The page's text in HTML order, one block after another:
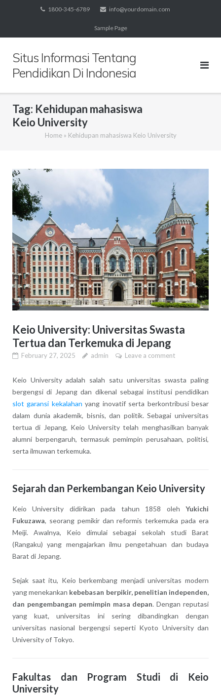
1800-345-6789 info@yourdomain.com
Sample Page
Situs Informasi Tentang
Pendidikan Di Indonesia
Tag: Kehidupan mahasiswa
Keio University
Home» Kehidupan mahasiswa Keio University
Keio University: Universitas Swasta
Tertua dan Terkemuka di Jepang
February 27, 2025 admin Leave a comment
Keio University adalah salah satu universitas swasta paling
bergengsi di Jepang dan dikenal sebagai institusi pendidikan
slot garansi kekalahan yang inovatif serta berkontribusi besar
dalam dunia akademik, bisnis, dan politik. Sebagai universitas
tertua di Jepang, Keio University telah menghasilkan banyak
alumni berpengaruh, termasuk pemimpin perusahaan, politisi,
serta ilmuwan terkemuka.
Sejarah dan Perkembangan Keio University
Keio University didirikan pada tahun 1858 olehYukichi
Fukuzawa, seorang pemikir dan reformis terkemuka pada era
Meiji. Awalnya, Keio dimulai sebagai sekolah studi Barat
(Rangaku) yang mengajarkan ilmu pengetahuan dan budaya
Barat di Jepang.
Sejak saat itu, Keio berkembang menjadi universitas modern
yang menekankan kebebasan berpikir, penelitian independen,
dan pengembangan pemimpin masa depan. Dengan reputasi
yang kuat, universitas ini sering dibandingkan dengan
universitas nasional bergengsi seperti Kyoto University dan
University of Tokyo.
Fakultas dan Program Studi di Keio
University